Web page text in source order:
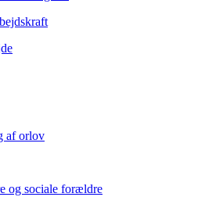
af orlov
og sociale forældre